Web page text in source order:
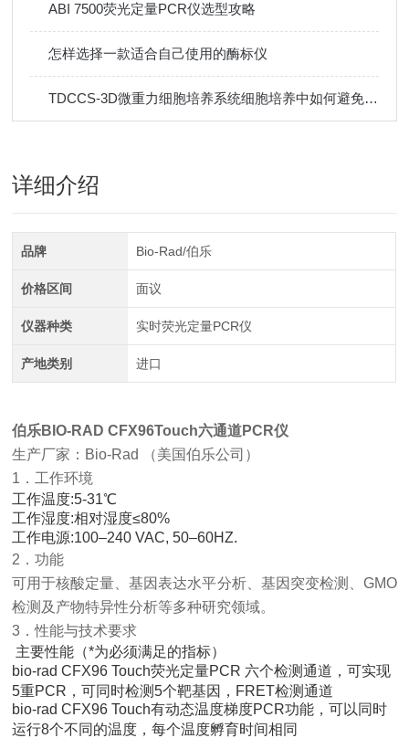
ABI 7500荧光定量PCR仪选型攻略
怎样选择一款适合自己使用的酶标仪
TDCCS-3D微重力细胞培养系统细胞培养中如何避免细胞团聚？
详细介绍
品牌 Bio-Rad/伯乐
价格区间 面议
仪器种类 实时荧光定量PCR仪
产地类别 进口
伯乐BIO-RAD CFX96Touch六通道PCR仪
生产厂家：Bio-Rad （美国伯乐公司）
1．工作环境
工作温度:5-31℃
工作湿度:相对湿度≤80%
工作电源:100–240 VAC, 50–60HZ.
2．功能
可用于核酸定量、基因表达水平分析、基因突变检测、GMO
检测及产物特异性分析等多种研究领域。
3．性能与技术要求
主要性能（*为必须满足的指标）
bio-rad CFX96 Touch荧光定量PCR 六个检测通道，可实现
5重PCR，可同时检测5个靶基因，FRET检测通道
bio-rad CFX96 Touch有动态温度梯度PCR功能，可以同时
运行8个不同的温度，每个温度孵育时间相同